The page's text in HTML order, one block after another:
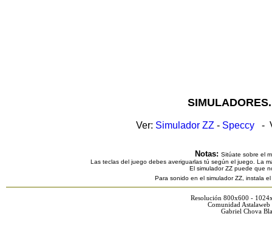
Ver: Simulador ZZ - Speccy -
Notas: Sitúate sobre el
Las teclas del juego debes averiguarlas tú según el juego. La
El simulador ZZ puede que
Para sonido en el simulador ZZ, instala
Resolución 800x600 -
Comunidad
Gabriel Chova